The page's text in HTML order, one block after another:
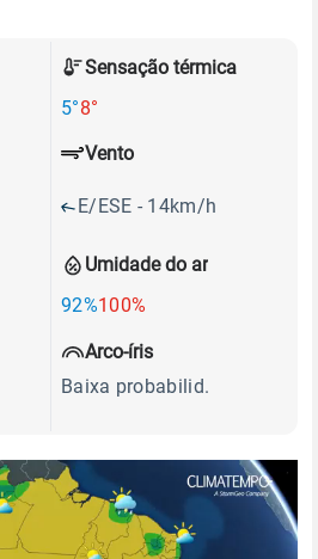
Sensação térmica
5°8°
Umidade do ar
92%100%
Vento
E/ESE - 14km/h
Arco-íris
Baixa probabilid.